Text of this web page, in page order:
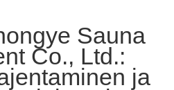
Sauna
Co., Ltd.:
ja